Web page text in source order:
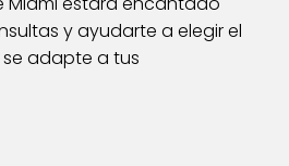
y ayudarte a elegir el
adapte a tus